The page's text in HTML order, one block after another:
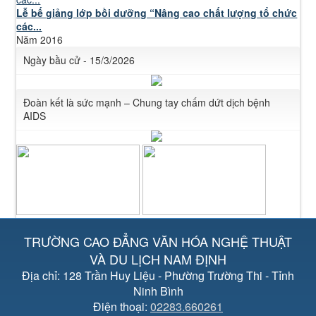
Lễ bế giảng lớp bồi dưỡng “Nâng cao chất lượng tổ chức
các...
Năm 2016
Ngày bầu cử - 15/3/2026
Đoàn kết là sức mạnh – Chung tay chấm dứt dịch bệnh
AIDS
TRƯỜNG CAO ĐẲNG VĂN HÓA NGHỆ THUẬT
VÀ DU LỊCH NAM ĐỊNH
Địa chỉ: 128 Trần Huy Liệu - Phường Trường Thi - Tỉnh
Ninh Bình
Điện thoại: 02283.660261